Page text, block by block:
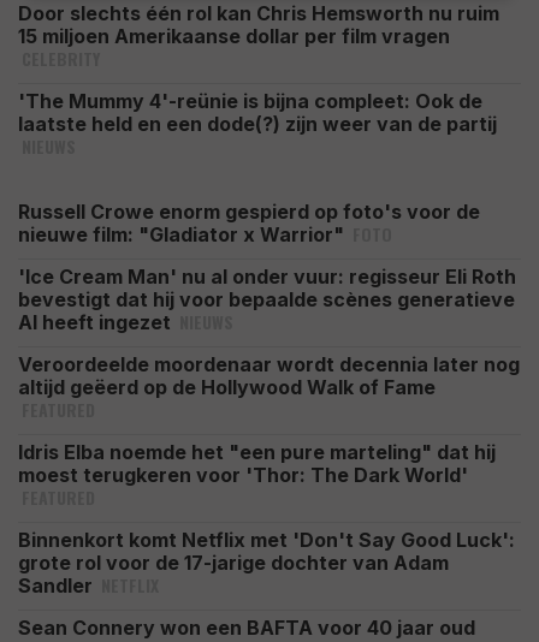
Door slechts één rol kan Chris Hemsworth nu ruim
15 miljoen Amerikaanse dollar per film vragen
'The Mummy 4'-reünie is bijna compleet: Ook de
laatste held en een dode(?) zijn weer van de partij
Russell Crowe enorm gespierd op foto's voor de
nieuwe film: "Gladiator x Warrior"
'Ice Cream Man' nu al onder vuur: regisseur Eli Roth
bevestigt dat hij voor bepaalde scènes generatieve
AI heeft ingezet
Veroordeelde moordenaar wordt decennia later nog
altijd geëerd op de Hollywood Walk of Fame
Idris Elba noemde het "een pure marteling" dat hij
moest terugkeren voor 'Thor: The Dark World'
Binnenkort komt Netflix met 'Don't Say Good Luck':
grote rol voor de 17-jarige dochter van Adam
Sandler
Sean Connery won een BAFTA voor 40 jaar oud